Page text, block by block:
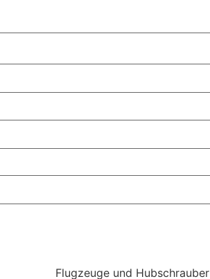
Flugzeuge und Hubschrauber